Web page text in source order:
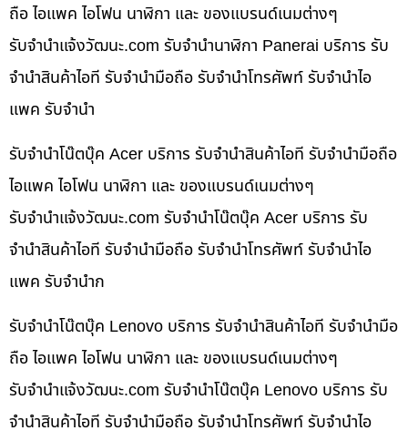
ถือ ไอแพค ไอโฟน นาฬิกา และ ของแบรนด์เนมต่างๆ
รับจํานําแจ้งวัฒนะ.com รับจำนำนาฬิกา Panerai บริการ รับ
จำนำสินค้าไอที รับจำนำมือถือ รับจำนำโทรศัพท์ รับจำนำไอ
แพค รับจำนำ
รับจำนำโน๊ตบุ๊ค Acer บริการ รับจำนำสินค้าไอที รับจำนำมือถือ
ไอแพค ไอโฟน นาฬิกา และ ของแบรนด์เนมต่างๆ
รับจํานําแจ้งวัฒนะ.com รับจำนำโน๊ตบุ๊ค Acer บริการ รับ
จำนำสินค้าไอที รับจำนำมือถือ รับจำนำโทรศัพท์ รับจำนำไอ
แพค รับจำนำก
รับจำนำโน๊ตบุ๊ค Lenovo บริการ รับจำนำสินค้าไอที รับจำนำมือ
ถือ ไอแพค ไอโฟน นาฬิกา และ ของแบรนด์เนมต่างๆ
รับจํานําแจ้งวัฒนะ.com รับจำนำโน๊ตบุ๊ค Lenovo บริการ รับ
จำนำสินค้าไอที รับจำนำมือถือ รับจำนำโทรศัพท์ รับจำนำไอ